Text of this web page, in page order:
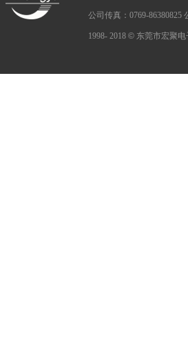
公司传真：0769-
1998- 2018 © 东莞市宏聚